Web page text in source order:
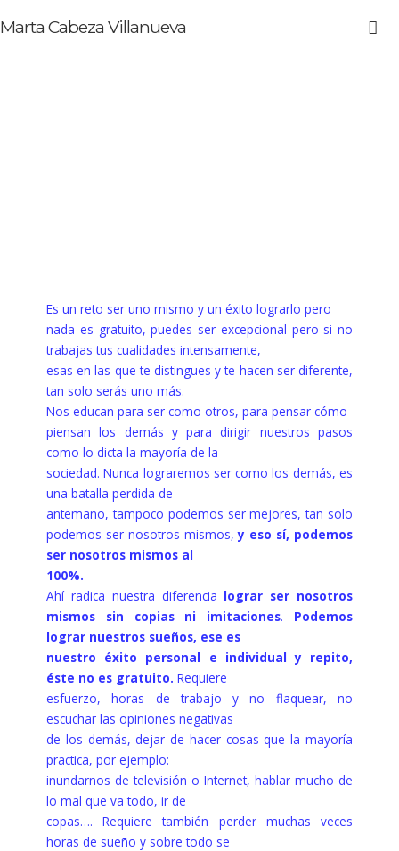
Marta Cabeza Villanueva
Es un reto ser uno mismo y un éxito lograrlo pero
nada es gratuito, puedes ser excepcional pero si no
trabajas tus cualidades intensamente,
esas en las que te distingues y te hacen ser diferente,
tan solo serás uno más.
Nos educan para ser como otros, para pensar cómo
piensan los demás y para dirigir nuestros pasos
como lo dicta la mayoría de la
sociedad. Nunca lograremos ser como los demás, es
una batalla perdida de
antemano, tampoco podemos ser mejores, tan solo
podemos ser nosotros mismos,y eso sí, podemos
ser nosotros mismos al
100%.
Ahí radica nuestra diferencia lograr ser nosotros
mismos sin copias ni imitaciones. Podemos
lograr nuestros sueños, ese es
nuestro éxito personal e individual y repito,
éste no es gratuito. Requiere
esfuerzo, horas de trabajo y no flaquear, no
escuchar las opiniones negativas
de los demás, dejar de hacer cosas que la mayoría
practica, por ejemplo:
inundarnos de televisión o Internet, hablar mucho de
lo mal que va todo, ir de
copas…. Requiere también perder muchas veces
horas de sueño y sobre todo se